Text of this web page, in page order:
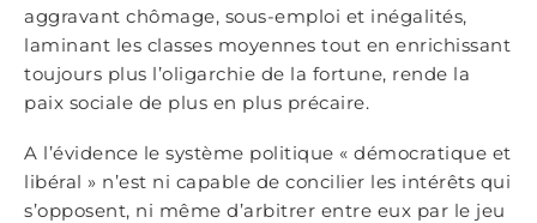
aggravant chômage, sous-emploi et inégalités,
laminant les classes moyennes tout en enrichissant
toujours plus l’oligarchie de la fortune, rende la
paix sociale de plus en plus précaire.
A l’évidence le système politique « démocratique et
libéral » n’est ni capable de concilier les intérêts qui
s’opposent, ni même d’arbitrer entre eux par le jeu